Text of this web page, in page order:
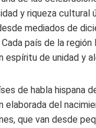
y riqueza
mediados de
Cada país de la
espíritu de unidad y
de habla hispana
elaborada del
que van desde